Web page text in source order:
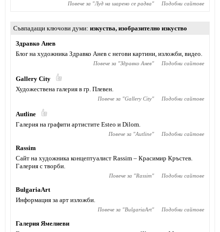
Повече за "Луд на шарено се радва" Подобни сайтове
Съвпадащи ключови думи изкуства, изобразително изкуство
Здравко Анев
Блог на художника Здравко Анев с негови картини, изложби, видео.
Повече за "Здравко Анев" Подобни сайтове
Gallery City
Художествена галерия в гр. Плевен.
Повече за "Gallery City" Подобни сайтове
Autline
Галерия на графити артистите Esteo и Dilom.
Повече за "Autline" Подобни сайтове
Rassim
Сайт на художника концептуалист Rassim – Красимир Кръстев.
Галерия с творби.
Повече за "Rassim" Подобни сайтове
BulgariaArt
Информация за арт изложби.
Повече за "BulgariaArt" Подобни сайтове
Галерия Ямелиеви